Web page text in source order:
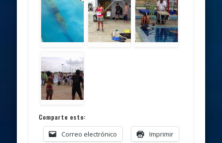
Comparte esto:
Correo electrónico Imprimir